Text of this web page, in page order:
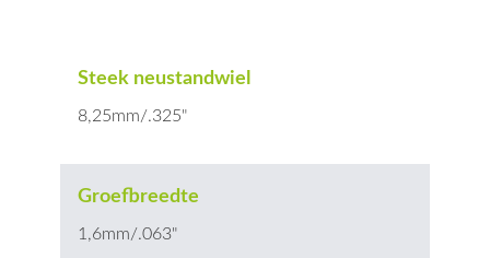
Steek neustandwiel
8,25mm/.325"
Groefbreedte
1,6mm/.063"